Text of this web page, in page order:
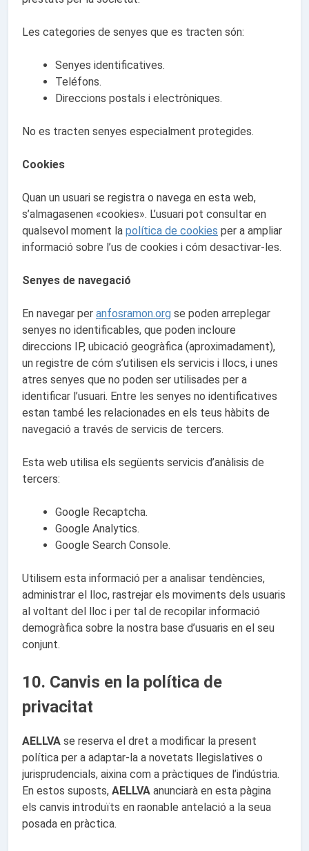
Les categories de senyes que es tracten són:
Senyes identificatives.
Teléfons.
Direccions postals i electròniques.
No es tracten senyes especialment protegides.
Cookies
Quan un usuari se registra o navega en esta web,
s’almagasenen «cookies». L’usuari pot consultar en
qualsevol moment la política de cookies per a ampliar
informació sobre l’us de cookies i cóm desactivar-les.
Senyes de navegació
En navegar per anfosramon.org se poden arreplegar
senyes no identificables, que poden incloure
direccions IP, ubicació geogràfica (aproximadament),
un registre de cóm s’utilisen els servicis i llocs, i unes
atres senyes que no poden ser utilisades per a
identificar l’usuari. Entre les senyes no identificatives
estan també les relacionades en els teus hàbits de
navegació a través de servicis de tercers.
Esta web utilisa els següents servicis d’anàlisis de
tercers:
Google Recaptcha.
Google Analytics.
Google Search Console.
Utilisem esta informació per a analisar tendències,
administrar el lloc, rastrejar els moviments dels usuaris
al voltant del lloc i per tal de recopilar informació
demogràfica sobre la nostra base d’usuaris en el seu
conjunt.
10. Canvis en la política de
privacitat
AELLVA se reserva el dret a modificar la present
política per a adaptar-la a novetats llegislatives o
jurisprudencials, aixina com a pràctiques de l’indústria.
En estos suposts, AELLVA anunciarà en esta pàgina
els canvis introduïts en raonable antelació a la seua
posada en pràctica.